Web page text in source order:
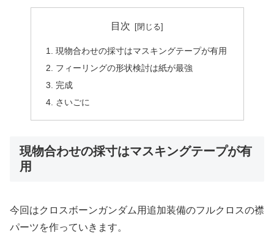
目次
現物合わせの採寸はマスキングテープが有用
フィーリングの形状検討は紙が最強
完成
さいごに
現物合わせの採寸はマスキングテープが有
用
今回はクロスボーンガンダム用追加装備のフルクロスの襟
パーツを作っていきます。